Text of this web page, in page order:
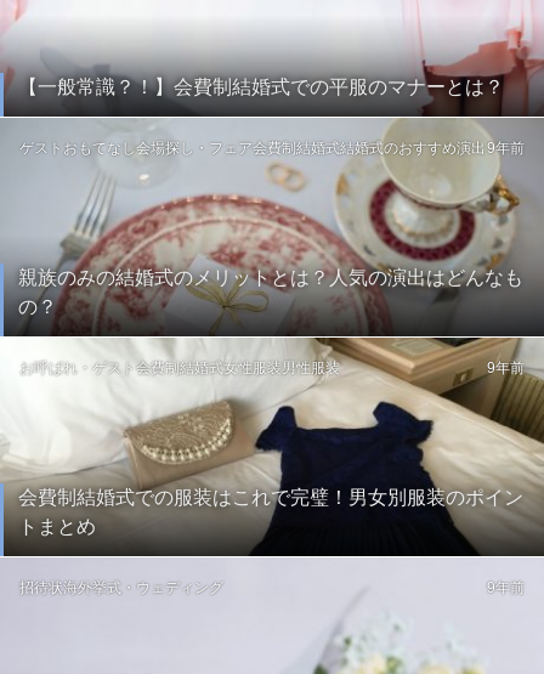
【一般常識？！】会費制結婚式での平服のマナーとは？
親族のみの結婚式のメリットとは？人気の演出はどんなも
の？
ゲストおもてなし会場探し・フェア会費制結婚式結婚式のおすすめ演出 9年前
会費制結婚式での服装はこれで完璧！男女別服装のポイン
トまとめ
お呼ばれ・ゲスト 会費制結婚式女性服装 男性服装 9年前
招待状海外挙式・ウェディング 9年前